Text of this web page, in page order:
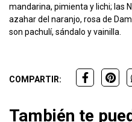
mandarina, pimienta y lichi; las
azahar del naranjo, rosa de
son pachulí, sándalo y vainilla.
COMPARTIR:
También te